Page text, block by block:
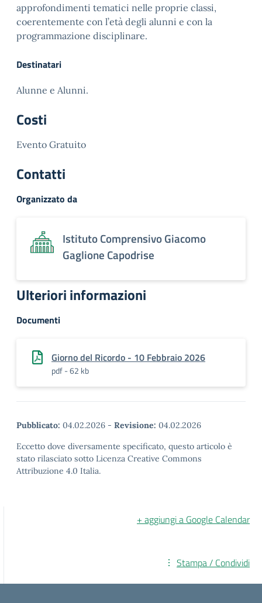
approfondimenti tematici nelle proprie classi,
coerentemente con l’età degli alunni e con la
programmazione disciplinare.
Destinatari
Alunne e Alunni.
Costi
Evento Gratuito
Contatti
Organizzato da
Istituto Comprensivo Giacomo
Gaglione Capodrise
Ulteriori informazioni
Documenti
Giorno del Ricordo - 10 Febbraio 2026
pdf - 62 kb
Pubblicato: 04.02.2026 - Revisione: 04.02.2026
Eccetto dove diversamente specificato, questo articolo è
stato rilasciato sotto Licenza Creative Commons
Attribuzione 4.0 Italia.
+ aggiungi a Google Calendar
Stampa / Condividi